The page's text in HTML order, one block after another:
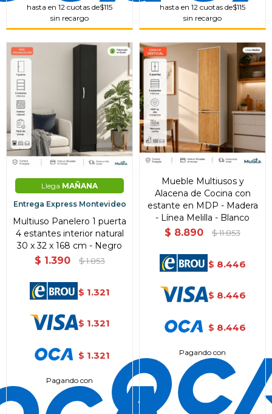
hasta en 12 cuotas de$115
sin recargo
hasta en 12 cuotas de$115
sin recargo
Llega MAÑANA
Entrega Express Montevideo
Multiuso Panelero 1 puerta
4 estantes interior natural
30 x 32 x 168 cm - Negro
$ 1.390 $ 1.853
$ 1.321
$ 1.321
$ 1.321
Pagando con
Mueble Multiusos y
Alacena de Cocina con
estante en MDP - Madera
- Línea Melilla - Blanco
$ 8.890 $ 11.853
$ 8.446
$ 8.446
$ 8.446
Pagando con